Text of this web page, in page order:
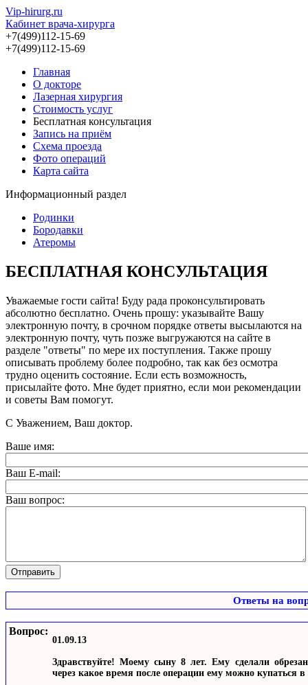
Vip-hirurg.ru
Кабинет врача-хирурга
+7(499)112-15-69
+7(499)112-15-69
Главная
О докторе
Лазерная хирургия
Стоимость услуг
Бесплатная консультация
Запись на приём
Схема проезда
Фото операций
Карта сайта
Информационный раздел
Родинки
Бородавки
Атеромы
БЕСПЛАТНАЯ КОНСУЛЬТАЦИЯ
Уважаемые гости сайта! Буду рада проконсультировать
абсолютно бесплатно. Очень прошу: указывайте Вашу
электронную почту, в срочном порядке ответы высылаются на
электронную почту, чуть позже выгружаются на сайте в
разделе "ответы" по мере их поступления. Также прошу
описывать проблему более подробно, так как без осмотра
трудно оценить состояние. Если есть возможность,
присылайте фото. Мне будет приятно, если мои рекомендации
и советы Вам помогут.
С Уважением, Ваш доктор.
Ваше имя:
Ваш E-mail:
Ваш вопрос:
Ответы на
Вопрос:
01.09.13
Здравствуйте! Моему сыну 8 лет. Ему сделали
через какое время после операции ему можно купаться